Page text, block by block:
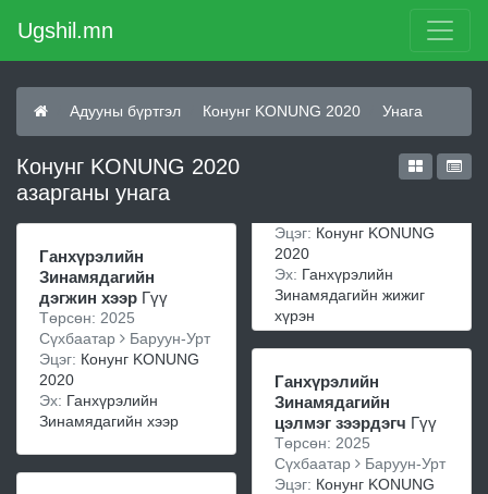
Ugshil.mn
Адууны бүртгэл Конунг KONUNG 2020 Унага
Конунг KONUNG 2020
азарганы унага
Ганхүрэлийн
Зинамядагийн
дэгжин хээр Гүү
Төрсөн: 2025
Сүхбаатар
Баруун-Урт
Эцэг: Конунг KONUNG
2020
Эх: Ганхүрэлийн
Зинамядагийн хээр
Эцэг: Конунг KONUNG
2020
Эх: Ганхүрэлийн
Зинамядагийн жижиг
хүрэн
Ганхүрэлийн
Зинамядагийн
цэлмэг зээрдэгч Гүү
Төрсөн: 2025
Сүхбаатар
Баруун-Урт
Эцэг: Конунг KONUNG